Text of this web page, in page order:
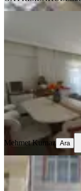
3+1·
Mehmet Kurnaz
Ara
Mehmet Kurnaz Ara